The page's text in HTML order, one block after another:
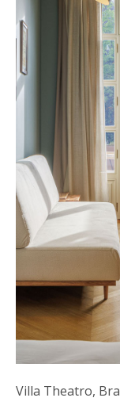
Villa Theatro,